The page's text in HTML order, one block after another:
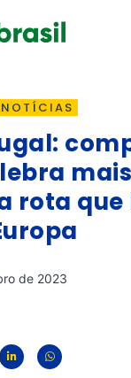
NOTÍCIAS
rota que
de 2023